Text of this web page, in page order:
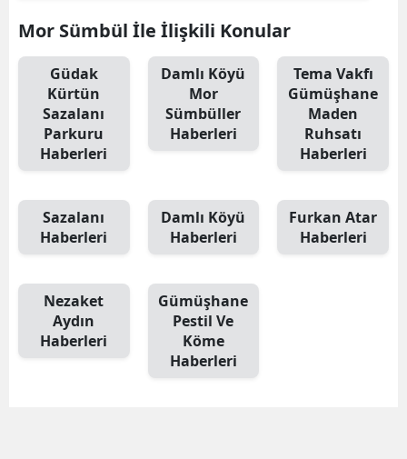
Eskişehir
Gaziantep
Gümüşhane
Hakkari
Isparta
Mersin
Mor Sümbül İle İlişkili Konular
Güdak
Kürtün
Sazalanı
Parkuru
Haberleri
Damlı Köyü
Mor
Sümbüller
Haberleri
Tema Vakfı
Gümüşhane
Maden
Ruhsatı
Haberleri
Sazalanı
Haberleri
Damlı Köyü
Haberleri
Furkan Atar
Haberleri
Nezaket
Aydın
Haberleri
Gümüşhane
Pestil Ve
Köme
Haberleri